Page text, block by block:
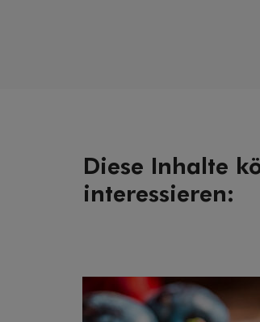
Diese Inhalte
interessieren: